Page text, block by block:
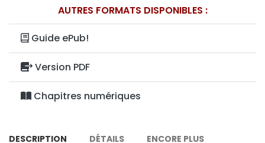
AUTRES FORMATS DISPONIBLES :
Guide ePub!
Version PDF
Chapitres numériques
DESCRIPTION DÉTAILS ENCORE PLUS